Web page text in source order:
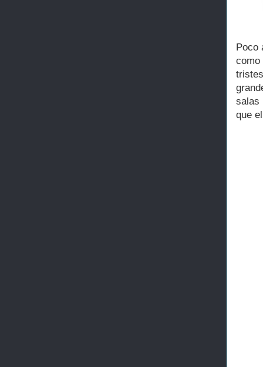
Poco
salas
que